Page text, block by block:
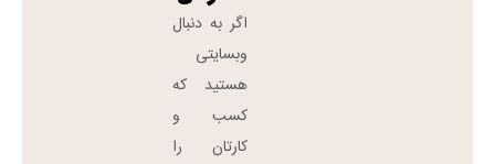
اگر به دنبال
وبسایتی
هستید که
کسب و
کارتان را